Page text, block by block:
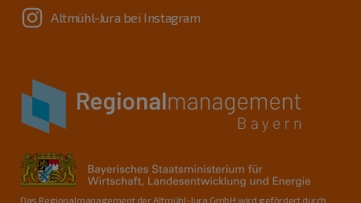
Altmühl-Jura bei Instagram
Das Regionalmanagement der Altmühl-Jura GmbH wird gefördert durch